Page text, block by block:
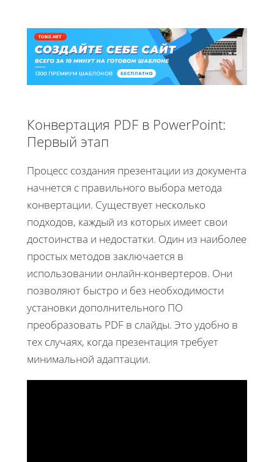
Конвертация PDF в PowerPoint:
Первый этап
Процесс создания презентации из документа
начнется с правильного выбора метода
конвертации. Существует несколько
подходов, каждый из которых имеет свои
достоинства и недостатки. Один из наиболее
простых методов заключается в
использовании онлайн-конвертеров. Они
позволяют быстро и без необходимости
установки дополнительного ПО
преобразовать PDF в слайды. Это удобно в
тех случаях, когда презентация требует
минимальной адаптации.